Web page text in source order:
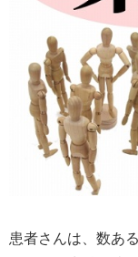
患者さんは、数あ